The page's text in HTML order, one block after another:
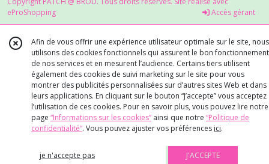
eProShopping
Accès gérant
Afin de vous offrir une expérience utilisateur optimale sur le site, nous
utilisons des cookies fonctionnels qui assurent le bon fonctionnement
de nos services et en mesurent l’audience. Certains tiers utilisent
également des cookies de suivi marketing sur le site pour vous
montrer des publicités personnalisées sur d’autres sites Web et dans
leurs applications. En cliquant sur le bouton “J’accepte” vous acceptez
l’utilisation de ces cookies. Pour en savoir plus, vous pouvez lire notre
page “Informations sur les cookies” ainsi que notre “Politique de
confidentialité“. Vous pouvez ajuster vos préférences ici.
je n'accepte pas J'ACCEPTE